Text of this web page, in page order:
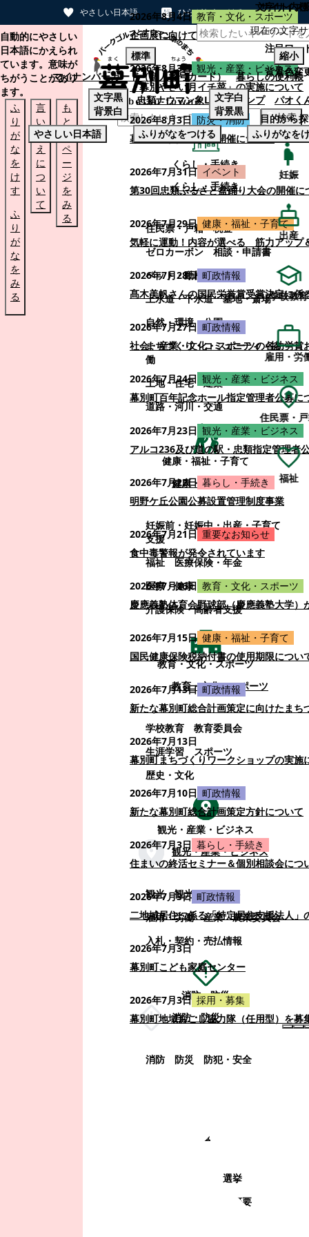
やさしい日本語 ひらがなをつける
本文へスキップする
自動的にやさしい
日本語にかえられ
ています。意味が
ちがうことがあり
ます。
ふ
り
が
な
を
け
す
ふ
り
が
な
を
み
る
言
い
替
え
に
つ
い
て
も
と
の
ペ
ー
ジ
を
み
る
検索
くらし・手続き
くらし・手続き
住民票・戸籍
税金
ゼロカーボン
相談・申請書
ペット・動植物
ごみ
上水道・下水道
墓地・斎場
自然・環境・公園
まちづくり・コミュニティ・協
働
土地・住宅・建築
道路・河川・交通
健康・福祉・子育て
健康・福祉・子育て
妊娠前・妊娠中・出産・子育て
支援
福祉
医療保険・年金
医療・健康
介護保険・高齢者支援
教育・文化・スポーツ
教育・文化・スポーツ
学校教育
教育委員会
生涯学習
スポーツ
歴史・文化
観光・産業・ビジネス
観光・産業・ビジネス
観光
観光・イベント
雇用・労働
産業
農業委員会
入札・契約・売払情報
消防・防災
消防・防災
消防 防災 防犯・安全
町政情報
選挙
町の概要
2026年8月4日 教育・文化・スポーツ
企画展に向けて：安東ウメ子さんとの思
2026年8月3日 観光・産業・ビジネス
「幕別やさい月イチ菜」の実施について
2026年8月3日 防災・消防
幕別町防災フェアの開催について
2026年7月31日 イベント
第30回忠類ふるさと盆踊り大会の開催に
2026年7月29日 健康・福祉・子育て
気軽に運動！内容が選べる 筋力アップ
2026年7月28日 町政情報
髙木美帆さんの国民栄誉賞受賞決定に係
2026年7月27日 町政情報
社会・産業・文化・スポーツの各功労
2026年7月24日 観光・産業・ビジネス
幕別町百年記念ホール指定管理者公募に
2026年7月23日 観光・産業・ビジネス
アルコ236及び道の駅・忠類指定管理者
2026年7月22日 暮らし・手続き
明野ケ丘公園公募設置管理制度事業
2026年7月21日 重要なお知らせ
食中毒警報が発令されています
2026年7月16日 教育・文化・スポーツ
慶應義塾体育会野球部（慶應義塾大学）
2026年7月15日 健康・福祉・子育て
国民健康保険税納付書の使用期限につい
2026年7月13日 町政情報
新たな幕別町総合計画策定に向けたまち
2026年7月13日
幕別町まちづくりワークショップの実施
2026年7月10日 町政情報
新たな幕別町総合計画策定方針について
2026年7月3日 暮らし・手続き
住まいの終活セミナー＆個別相談会につ
2026年7月3日 町政情報
二地域居住に係る「特定居住支援法人」
2026年7月3日
幕別町こども家庭センター
2026年7月3日 採用・募集
幕別町地域おこし協力隊（任用型）を募
サイト内
注目ワー
マイナンバーカード（個人番号カード）
暮らしの便利帳
忠類ナウマン象LINEスタンプ
パオく
目的から
妊娠
出産
学校教育
雇用・労
住民票・
福祉
文字サイズ
現在の文字
標準
縮小
背景色変
文字黒
背景白
文字白
背景黒
やさしい日本語
ふりがなをつける ふりがなを